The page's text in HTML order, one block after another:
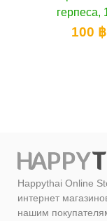
герпеса,
100 ฿
Happythai Online
интернет
нашим